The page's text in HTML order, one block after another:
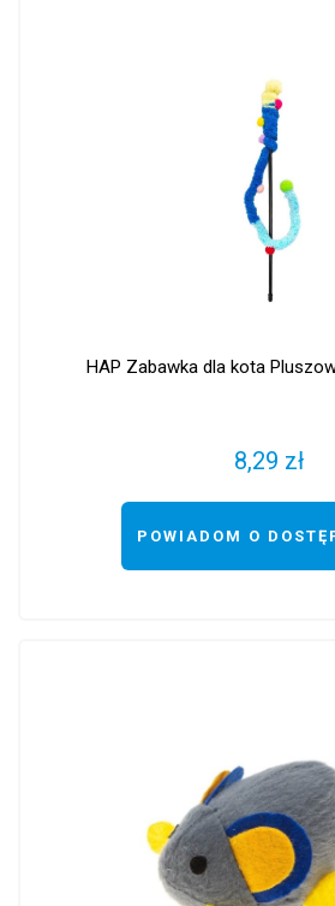
HAP Zabawka dla kota
8,29 zł
POWIADOM O